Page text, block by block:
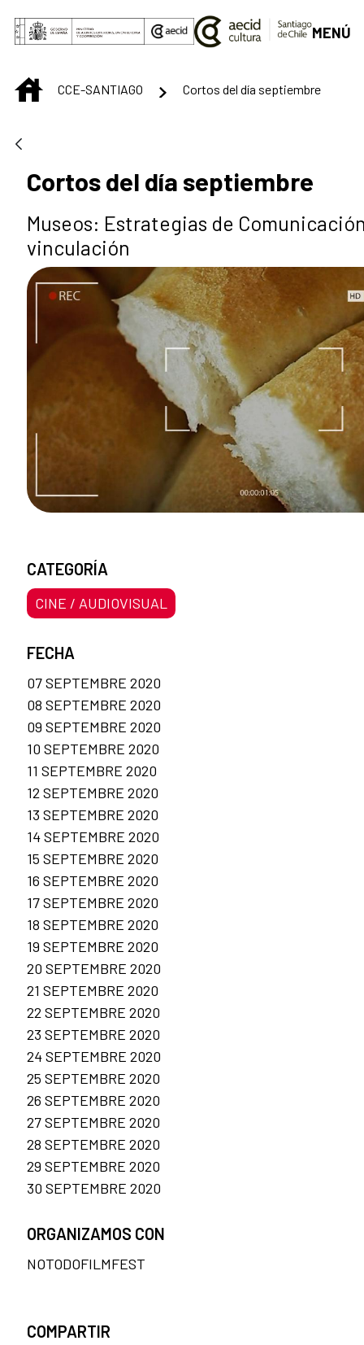
Saut au contenu principal
MENÚ
INICIOCCE-SANTIAGO Cortos del día septiembre
Cortos del día septiembre
Museos: Estrategias de
vinculación
CATEGORÍA
CINE / AUDIOVISUAL
FECHA
07 SEPTEMBRE 2020
08 SEPTEMBRE 2020
09 SEPTEMBRE 2020
10 SEPTEMBRE 2020
11 SEPTEMBRE 2020
12 SEPTEMBRE 2020
13 SEPTEMBRE 2020
14 SEPTEMBRE 2020
15 SEPTEMBRE 2020
16 SEPTEMBRE 2020
17 SEPTEMBRE 2020
18 SEPTEMBRE 2020
19 SEPTEMBRE 2020
20 SEPTEMBRE 2020
21 SEPTEMBRE 2020
22 SEPTEMBRE 2020
23 SEPTEMBRE 2020
24 SEPTEMBRE 2020
25 SEPTEMBRE 2020
26 SEPTEMBRE 2020
27 SEPTEMBRE 2020
28 SEPTEMBRE 2020
29 SEPTEMBRE 2020
30 SEPTEMBRE 2020
ORGANIZAMOS CON
NOTODOFILMFEST
COMPARTIR